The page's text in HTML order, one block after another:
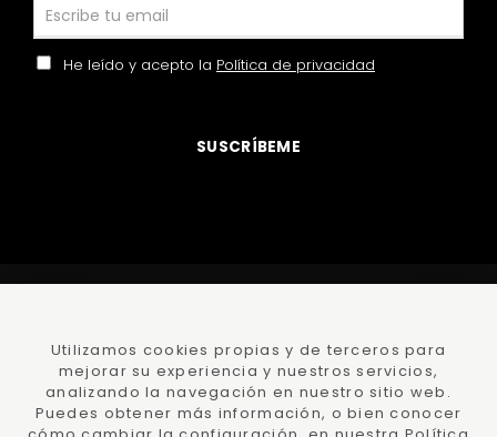
He leído y acepto la Política de privacidad
SUSCRÍBEME
Polí­ticaPrivacidady Protección datos
Polí­tica de cookies Condiciones Compra
Ayuda -Faqs Declaración de accesibilidad Lumedia
Utilizamos cookies propias y de terceros para
mejorar su experiencia y nuestros servicios,
analizando la navegación en nuestro sitio web.
Puedes obtener más información, o bien conocer